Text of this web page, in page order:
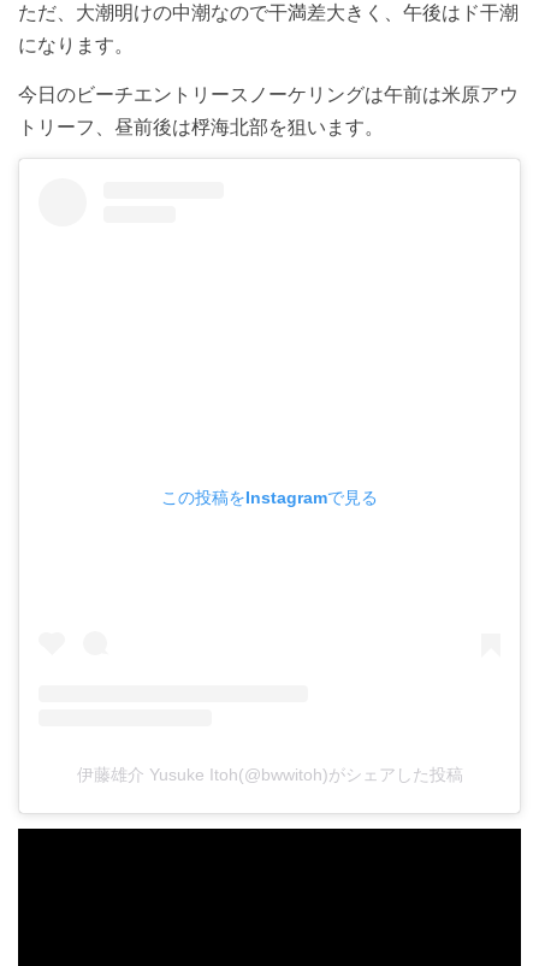
ただ、大潮明けの中潮なので干満差大きく、午後はド干潮
になります。
今日のビーチエントリースノーケリングは午前は米原アウ
トリーフ、昼前後は桴海北部を狙います。
この投稿をInstagramで見る
伊藤雄介 Yusuke Itoh(@bwwitoh)がシェアした投稿